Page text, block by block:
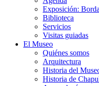
Exposición:
Biblioteca
Servicios
Visitas guiadas
El Museo
Quiénes somos
Arquitectura
Historia del
Historia de